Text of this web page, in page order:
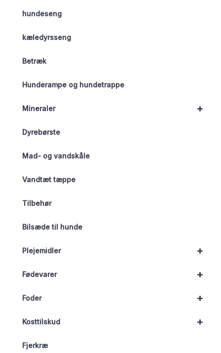
hundeseng
kæledyrsseng
Betræk
Hunderampe og hundetrappe
+
Mineraler
Dyrebørste
Mad- og vandskåle
Vandtæt tæppe
Tilbehør
Bilsæde til hunde
+
Plejemidler
+
Fødevarer
+
Foder
+
Kosttilskud
Fjerkræ